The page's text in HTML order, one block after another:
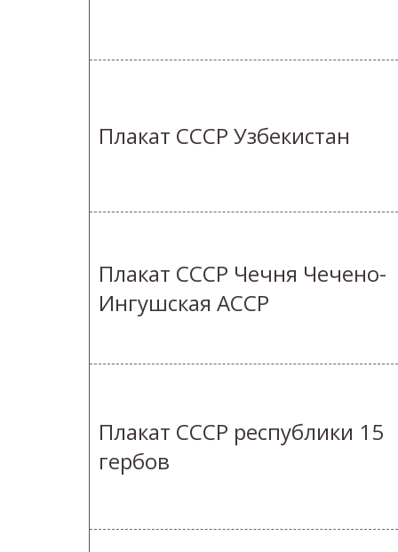
Плакат СССР Узбекистан
Плакат СССР Чечня Чечено-
Ингушская АССР
Плакат СССР республики 15
гербов